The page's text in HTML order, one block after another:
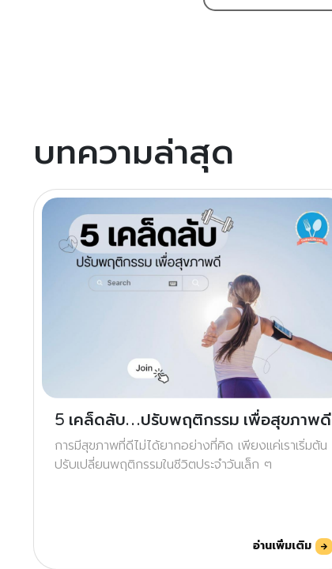
บทความล่าสุด
5 เคล็ดลับ…ปรับพฤติกรรม เพื่อสุขภาพดี
การมีสุขภาพที่ดีไม่ได้ยากอย่างที่คิด เพียงแค่เราเริ่มต้น
ปรับเปลี่ยนพฤติกรรมในชีวิตประจำวันเล็ก ๆ
อ่านเพิ่มเติม